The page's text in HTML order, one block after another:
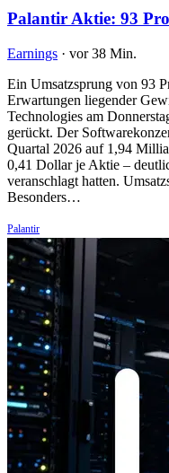
Palantir Aktie: 93
Earnings · vor 38 Min.
Ein Umsatzsprung von 93
Erwartungen liegender
Technologies am
gerückt. Der
Quartal 2026 auf 1,94
0,41 Dollar je Aktie –
veranschlagt hatten.
Besonders…
Palantir